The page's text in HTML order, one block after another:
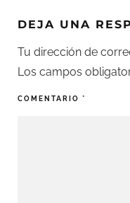
DEJA UNA
Tu dirección de
Los campos
COMENTARIO *